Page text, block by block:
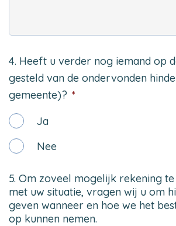
4. Heeft u verder nog iemand op
gesteld van de ondervonden
gemeente)? *
Ja
Nee
5. Om zoveel mogelijk rekening
met uw situatie, vragen wij u om
geven wanneer en hoe we het
op kunnen nemen.